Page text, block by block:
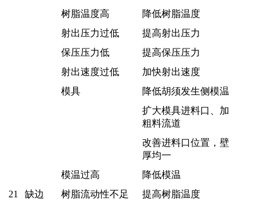
树脂温度高
降低树脂温度
射出压力过低
提高射出压力
保压压力低
提高保压压力
射出速度过低
加快射出速度
模具
降低胡须发生侧模温
扩大模具进料口、加
粗料流道
改善进料口位置，壁
厚均一
模温过高
降低模温
21
缺边 树脂流动性不足
提高树脂温度